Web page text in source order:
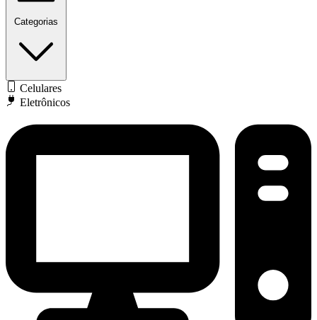
Categorias
Celulares
Eletrônicos